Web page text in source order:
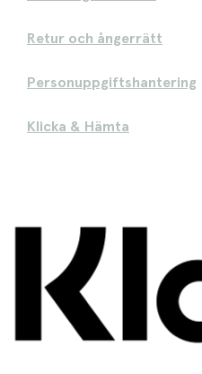
Retur och ångerrätt
Personuppgiftshantering
Klicka & Hämta